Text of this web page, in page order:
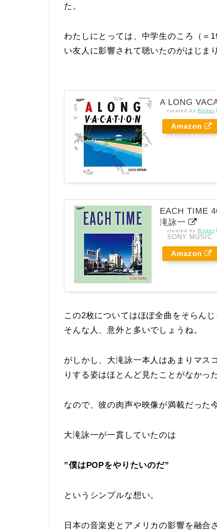
た。
わたしにとっては、中学生のころ（＝
い友人に影響されて聴いたのがはじま
A LONG
created by Rinker
Amazon
EACH TIME
滝詠一
created by Rinker
SONY MUSIC
Amazon
この2枚についてはほぼ全曲をそらん
そんな人、意外と多いでしょうね。
がしかし、大滝詠一本人はあまりマス
りする姿はほとんど見たことがなかっ
なので、彼の肉声や映像が満載だった
大滝詠一が一貫していたのは
”僕はPOPをやりたいのだ”
というシンプルな想い。
日本の音楽史とアメリカの影響を融合